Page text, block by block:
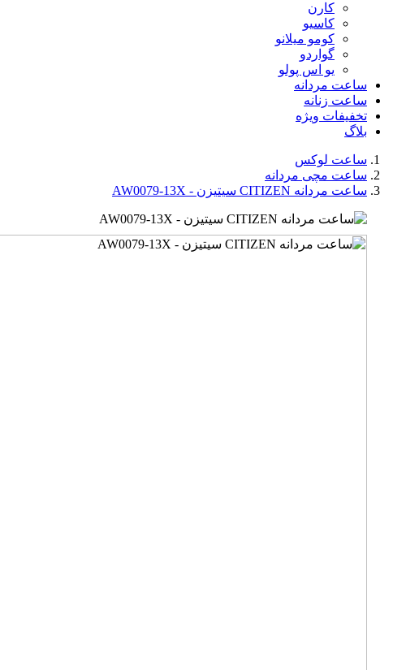
کارن
کاسیو
کومو میلانو
گواردو
یو اس پولو
ساعت مردانه
ساعت زنانه
تخفیفات ویژه
بلاگ
ساعت لوکس
ساعت مچی مردانه
ساعت مردانه CITIZEN سیتیزن - AW0079-13X